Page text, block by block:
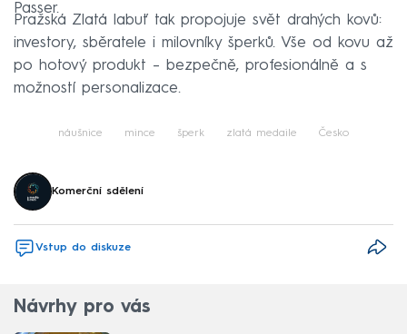
Passer.
Pražská Zlatá labuť tak propojuje svět drahých kovů:
investory, sběratele i milovníky šperků. Vše od kovu až
po hotový produkt – bezpečně, profesionálně a s
možností personalizace.
náušnice mince šperk zlatá medaile Česko
Komerční sdělení
Vstup do diskuze
Návrhy pro vás